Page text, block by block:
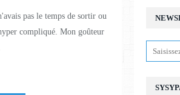
pas le temps de sortir ou
compliqué. Mon goûteur